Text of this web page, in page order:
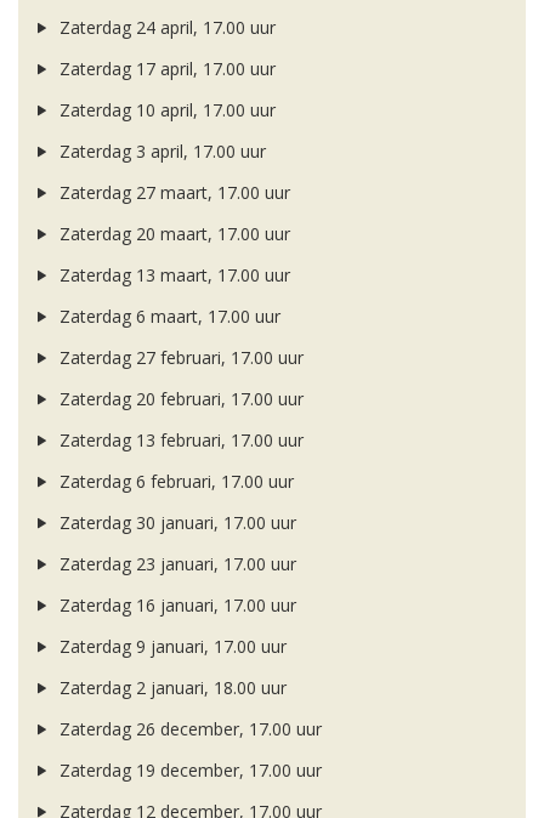
Zaterdag 24 april, 17.00 uur
Zaterdag 17 april, 17.00 uur
Zaterdag 10 april, 17.00 uur
Zaterdag 3 april, 17.00 uur
Zaterdag 27 maart, 17.00 uur
Zaterdag 20 maart, 17.00 uur
Zaterdag 13 maart, 17.00 uur
Zaterdag 6 maart, 17.00 uur
Zaterdag 27 februari, 17.00 uur
Zaterdag 20 februari, 17.00 uur
Zaterdag 13 februari, 17.00 uur
Zaterdag 6 februari, 17.00 uur
Zaterdag 30 januari, 17.00 uur
Zaterdag 23 januari, 17.00 uur
Zaterdag 16 januari, 17.00 uur
Zaterdag 9 januari, 17.00 uur
Zaterdag 2 januari, 18.00 uur
Zaterdag 26 december, 17.00 uur
Zaterdag 19 december, 17.00 uur
Zaterdag 12 december, 17.00 uur